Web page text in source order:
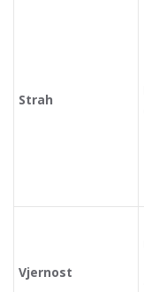
Strah
Vjernost